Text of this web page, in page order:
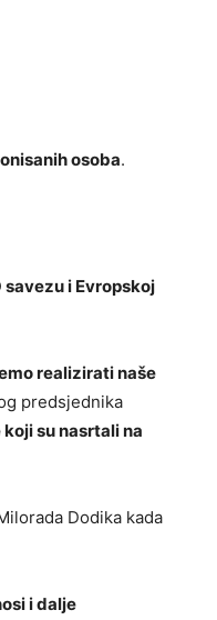
osoba.
i Evropskoj
realizirati naše
predsjednika
su nasrtali na
Dodika kada
i dalje